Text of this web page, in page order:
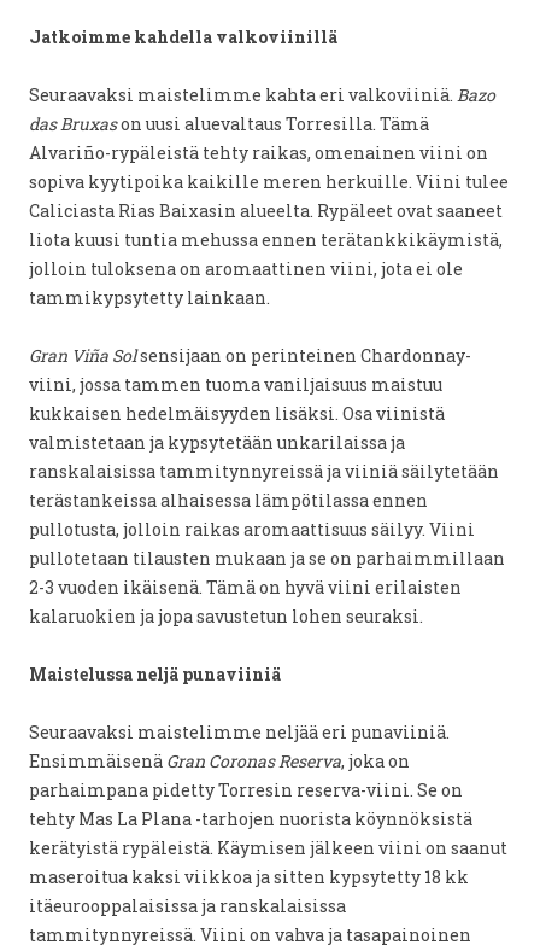
Jatkoimme kahdella valkoviinillä
Seuraavaksi maistelimme kahta eri valkoviiniä. Bazo
das Bruxason uusi aluevaltaus Torresilla. Tämä
Alvariño-rypäleistä tehty raikas, omenainen viini on
sopiva kyytipoika kaikille meren herkuille. Viini tulee
Caliciasta Rias Baixasin alueelta. Rypäleet ovat saaneet
liota kuusi tuntia mehussa ennen terätankkikäymistä,
jolloin tuloksena on aromaattinen viini, jota ei ole
tammikypsytetty lainkaan.
Gran Viña Solsensijaan on perinteinen Chardonnay-
viini, jossa tammen tuoma vaniljaisuus maistuu
kukkaisen hedelmäisyyden lisäksi. Osa viinistä
valmistetaan ja kypsytetään unkarilaissa ja
ranskalaisissa tammitynnyreissä ja viiniä säilytetään
terästankeissa alhaisessa lämpötilassa ennen
pullotusta, jolloin raikas aromaattisuus säilyy. Viini
pullotetaan tilausten mukaan ja se on parhaimmillaan
2-3 vuoden ikäisenä. Tämä on hyvä viini erilaisten
kalaruokien ja jopa savustetun lohen seuraksi.
Maistelussa neljä punaviiniä
Seuraavaksi maistelimme neljää eri punaviiniä.
Ensimmäisenä Gran Coronas Reserva, joka on
parhaimpana pidetty Torresin reserva-viini. Se on
tehty Mas La Plana -tarhojen nuorista köynnöksistä
kerätyistä rypäleistä. Käymisen jälkeen viini on saanut
maseroitua kaksi viikkoa ja sitten kypsytetty 18 kk
itäeurooppalaisissa ja ranskalaisissa
tammitynnyreissä. Viini on vahva ja tasapainoinen